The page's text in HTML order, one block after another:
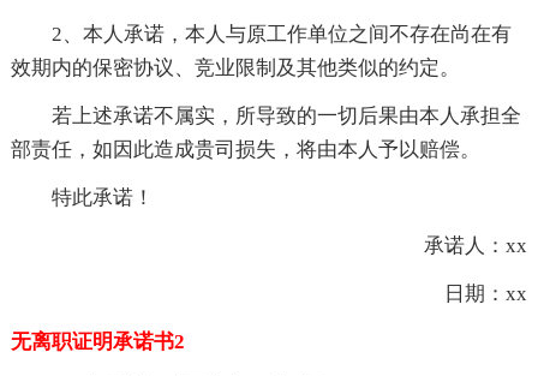
2、本人承诺，本人与原工作单位之间不存在尚在有
效期内的保密协议、竞业限制及其他类似的约定。
若上述承诺不属实，所导致的一切后果由本人承担全
部责任，如因此造成贵司损失，将由本人予以赔偿。
特此承诺！
承诺人：xx
日期：xx
无离职证明承诺书2